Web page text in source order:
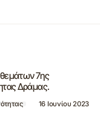
7ης
Δράμας.
16 Ιουνίου 2023